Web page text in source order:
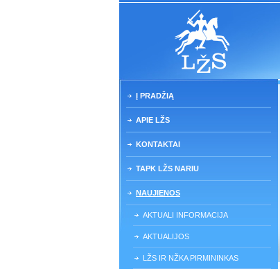
Į PRADŽIĄ
APIE LŽS
KONTAKTAI
TAPK LŽS NARIU
NAUJIENOS
AKTUALI INFORMACIJA
AKTUALIJOS
LŽS IR NŽKA PIRMININKAS